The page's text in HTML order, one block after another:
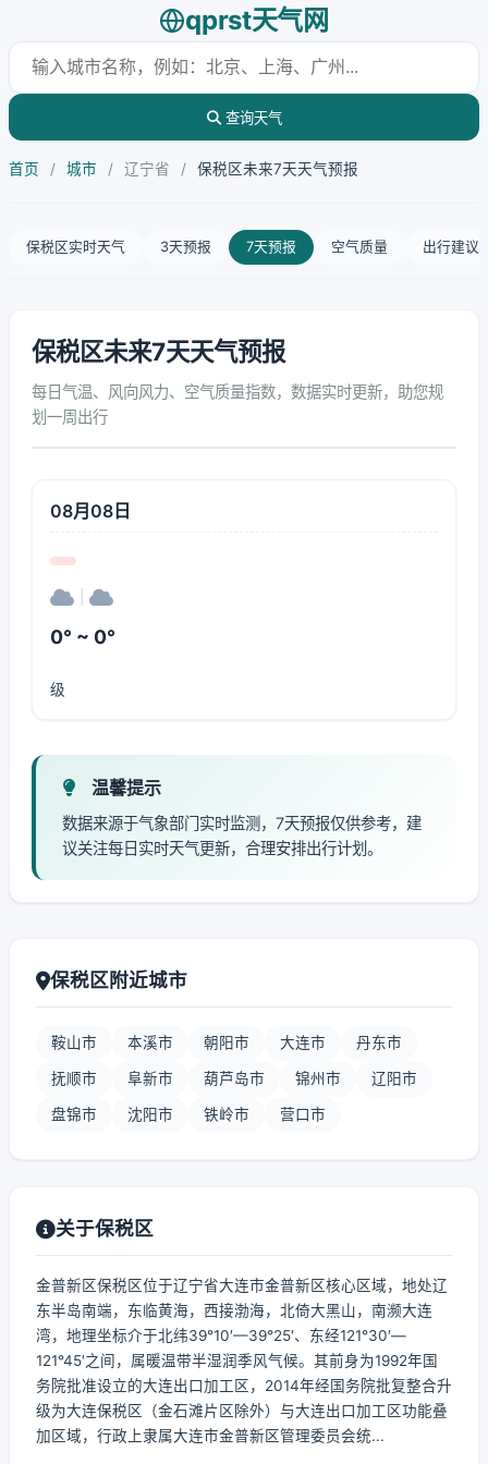
qprst天气网
查询天气
首页 / 城市 / 辽宁省 / 保税区未来7天天气预报
保税区实时天气 3天预报 7天预报 空气质量 出行建议
保税区未来7天天气预报
每日气温、风向风力、空气质量指数，数据实时更新，助您规
划一周出行
08月08日
0° ~ 0°
级
温馨提示
数据来源于气象部门实时监测，7天预报仅供参考，建
议关注每日实时天气更新，合理安排出行计划。
保税区附近城市
鞍山市 本溪市 朝阳市 大连市 丹东市
抚顺市 阜新市 葫芦岛市 锦州市 辽阳市
盘锦市 沈阳市 铁岭市 营口市
关于保税区
金普新区保税区位于辽宁省大连市金普新区核心区域，地处辽
东半岛南端，东临黄海，西接渤海，北倚大黑山，南濒大连
湾，地理坐标介于北纬39°10′—39°25′、东经121°30′—
121°45′之间，属暖温带半湿润季风气候。其前身为1992年国
务院批准设立的大连出口加工区，2014年经国务院批复整合升
级为大连保税区（金石滩片区除外）与大连出口加工区功能叠
加区域，行政上隶属大连市金普新区管理委员会统...